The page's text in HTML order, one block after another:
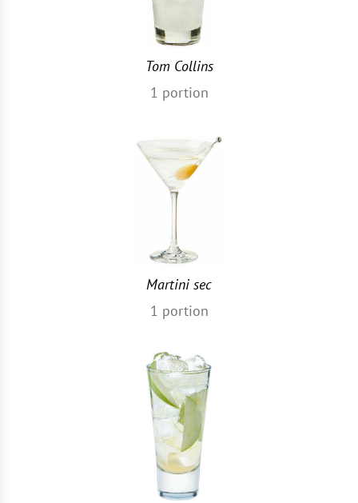
Tom Collins
1 portion
Martini sec
1 portion